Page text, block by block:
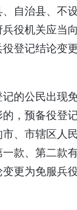
自治县、不
役机关应当
登记结论变
的公民出现
，预备役登
、市辖区人
款、第二款
更为免服兵